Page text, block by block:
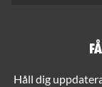
Håll dig